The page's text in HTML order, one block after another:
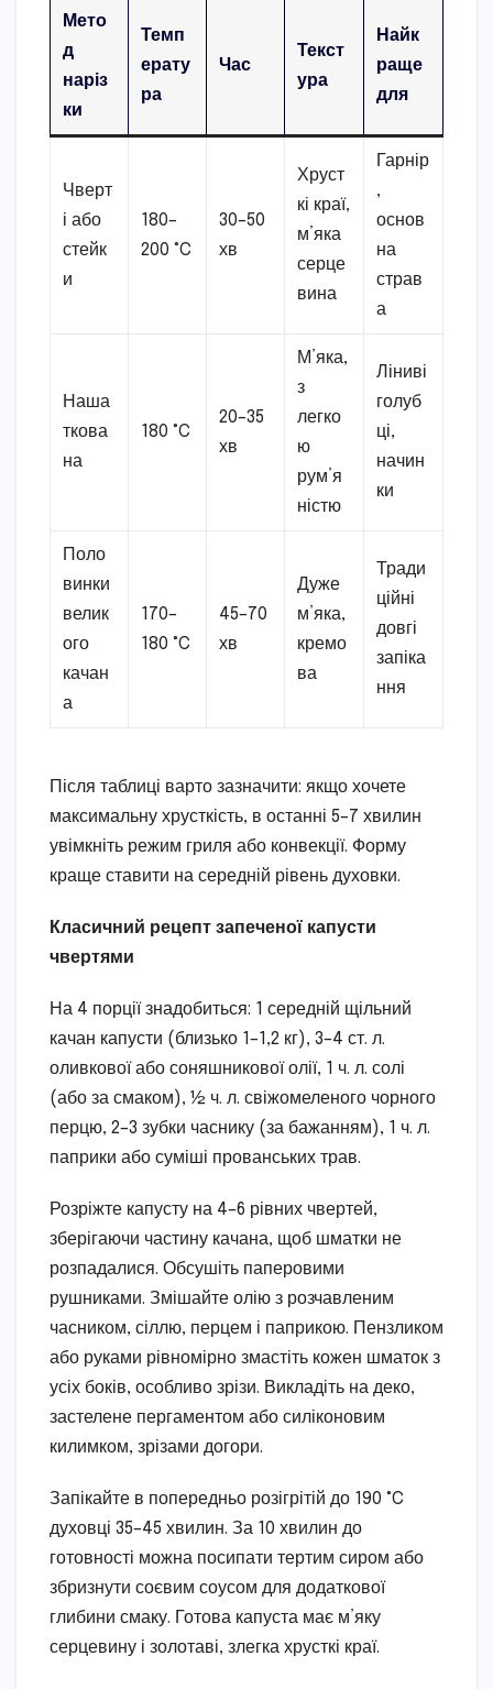
Мето
д
наріз
ки
Темп
ерату
ра
Час
Текст
ура
Найк
раще
для
Чверт
і або
стейк
и
180–
200 °C
30–50
хв
Хруст
кі краї,
м’яка
серце
вина
Гарнір
,
основ
на
страв
а
Наша
ткова
на
180 °C
20–35
хв
М’яка,
з
легко
ю
рум’я
ністю
Ліниві
голуб
ці,
начин
ки
Поло
винки
велик
ого
качан
а
170–
180 °C
45–70
хв
Дуже
м’яка,
кремо
ва
Тради
ційні
довгі
запіка
ння
Після таблиці варто зазначити: якщо хочете
максимальну хрусткість, в останні 5–7 хвилин
увімкніть режим гриля або конвекції. Форму
краще ставити на середній рівень духовки.
Класичний рецепт запеченої капусти
чвертями
На 4 порції знадобиться: 1 середній щільний
качан капусти (близько 1–1,2 кг), 3–4 ст. л.
оливкової або соняшникової олії, 1 ч. л. солі
(або за смаком), ½ ч. л. свіжомеленого чорного
перцю, 2–3 зубки часнику (за бажанням), 1 ч. л.
паприки або суміші прованських трав.
Розріжте капусту на 4–6 рівних чвертей,
зберігаючи частину качана, щоб шматки не
розпадалися. Обсушіть паперовими
рушниками. Змішайте олію з розчавленим
часником, сіллю, перцем і паприкою. Пензликом
або руками рівномірно змастіть кожен шматок з
усіх боків, особливо зрізи. Викладіть на деко,
застелене пергаментом або силіконовим
килимком, зрізами догори.
Запікайте в попередньо розігрітій до 190 °C
духовці 35–45 хвилин. За 10 хвилин до
готовності можна посипати тертим сиром або
збризнути соєвим соусом для додаткової
глибини смаку. Готова капуста має м’яку
серцевину і золотаві, злегка хрусткі краї.